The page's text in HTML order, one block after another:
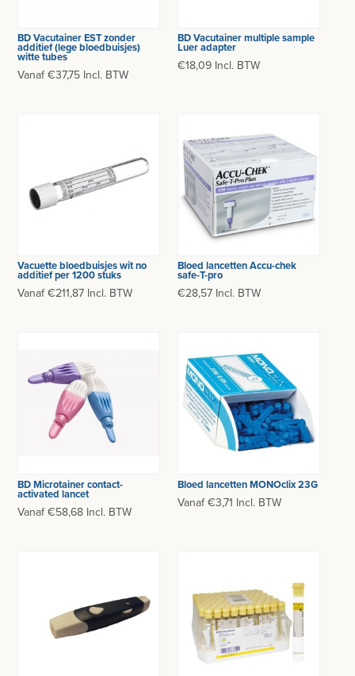
Prijzen
Prijzen worden nu inclusief BTW getoond
THUISZORG
EHBO
SCHEERAPPARATEN + TOEBEHOREN
MEETAPPARATUUR
TANDUNIT - PEDICUREMOTOR
BLOED- EN URINEONDERZOEK
URINEONDERZOEK
CORONATESTEN
LICHTUITHARDING
BD Vacutainer EST zonder
additief (lege bloedbuisjes)
witte tubes
Vanaf €37,75 Incl. BTW
BD Vacutainer multiple sample
Luer adapter
€18,09 Incl. BTW
Vacuette bloedbuisjes wit no
additief per 1200 stuks
Vanaf €211,87 Incl. BTW
Bloed lancetten Accu-chek
safe-T-pro
€28,57 Incl. BTW
BD Microtainer contact-
activated lancet
Vanaf €58,68 Incl. BTW
Bloed lancetten MONOclix 23G
Vanaf €3,71 Incl. BTW